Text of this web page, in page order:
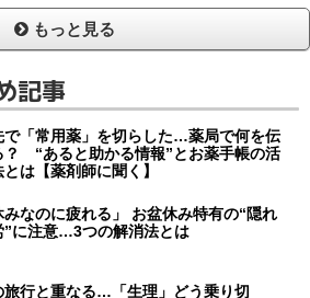
もっと見る
記事
で「常用薬」を切らした…薬局で何を伝
？ “あると助かる情報”とお薬手帳の活
とは【薬剤師に聞く】
みなのに疲れる」 お盆休み特有の“隠れ
”に注意…3つの解消法とは
旅行と重なる…「生理」どう乗り切